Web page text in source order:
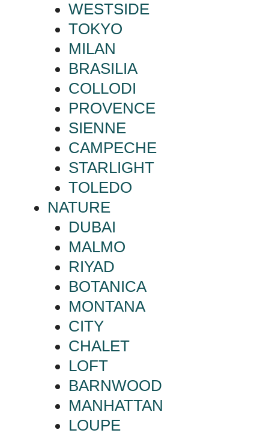
WESTSIDE
TOKYO
MILAN
BRASILIA
COLLODI
PROVENCE
SIENNE
CAMPECHE
STARLIGHT
TOLEDO
NATURE
DUBAI
MALMO
RIYAD
BOTANICA
MONTANA
CITY
CHALET
LOFT
BARNWOOD
MANHATTAN
LOUPE